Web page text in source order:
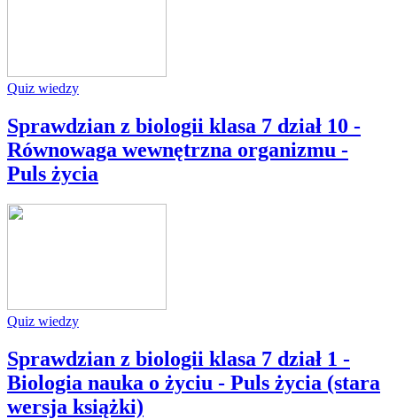
Quiz wiedzy
Sprawdzian z biologii klasa 7 dział 10 -
Równowaga wewnętrzna organizmu -
Puls życia
Quiz wiedzy
Sprawdzian z biologii klasa 7 dział 1 -
Biologia nauka o życiu - Puls życia (stara
wersja książki)